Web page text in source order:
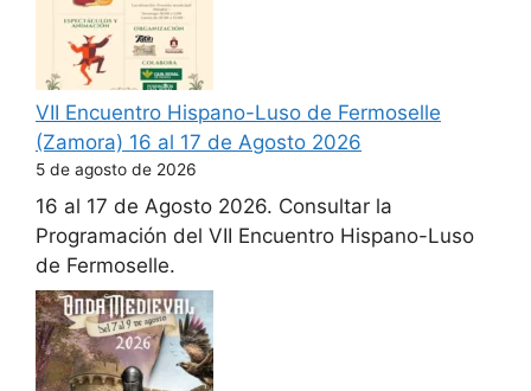
VII Encuentro Hispano-Luso de Fermoselle
(Zamora) 16 al 17 de Agosto 2026
5 de agosto de 2026
16 al 17 de Agosto 2026. Consultar la
Programación del VII Encuentro Hispano-Luso
de Fermoselle.